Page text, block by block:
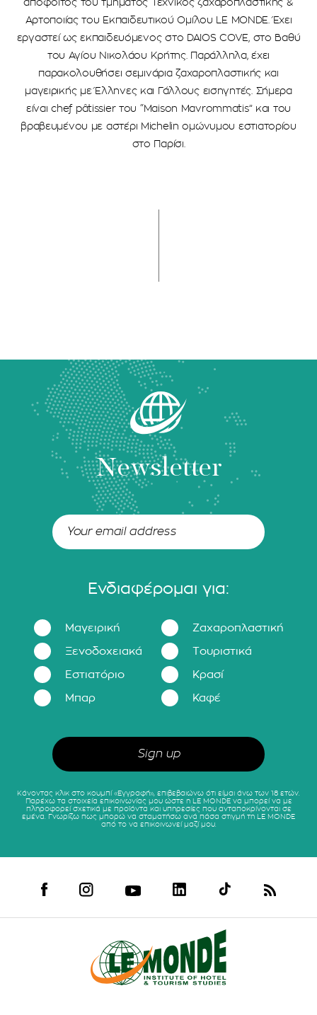
Αρτοποιίας του Εκπαιδευτικού Ομίλου LE MONDE. Έχει
εργαστεί ως εκπαιδευόμενος στο DAIOS COVE, στο Βαθύ
του Αγίου Νικολάου Κρήτης. Παράλληλα, έχει
παρακολουθήσει σεμινάρια ζαχαροπλαστικής και
μαγειρικής με Έλληνες και Γάλλους εισηγητές. Σήμερα
είναι chef pâtissier του “Maison Mavrommatis” και του
βραβευμένου με αστέρι Michelin ομώνυμου εστιατορίου
στο Παρίσι.
Newsletter
Ενδιαφέρομαι για:
Μαγειρική Ζαχαροπλαστική
Ξενοδοχειακά Τουριστικά
Εστιατόριο Κρασί
Μπαρ Καφέ
Κάνοντας κλικ στο κουμπί «Εγγραφή», επιβεβαιώνω ότι είμαι άνω των 18 ετών.
Παρέχω τα στοιχεία επικοινωνίας μου ώστε η LE MONDE να μπορεί να με
πληροφορεί σχετικά με προϊόντα και υπηρεσίες που ανταποκρίνονται σε
εμένα. Γνωρίζω πως μπορώ να σταματήσω ανά πάσα στιγμή τη LE MONDE
από το να επικοινωνεί μαζί μου.